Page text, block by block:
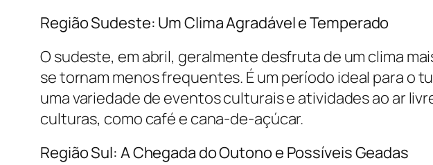
Região Sudeste: Um Clima Agradável e Temperado
O sudeste, em abril, geralmente desfruta de um clima
se tornam menos frequentes. É um período ideal para o
uma variedade de eventos culturais e atividades ao ar
culturas, como café e cana-de-açúcar.
Região Sul: A Chegada do Outono e Possíveis Geadas